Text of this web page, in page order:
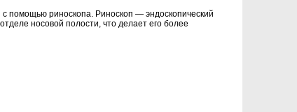
помощью риноскопа. Риноскоп — эндоскопический
носовой полости, что делает его более